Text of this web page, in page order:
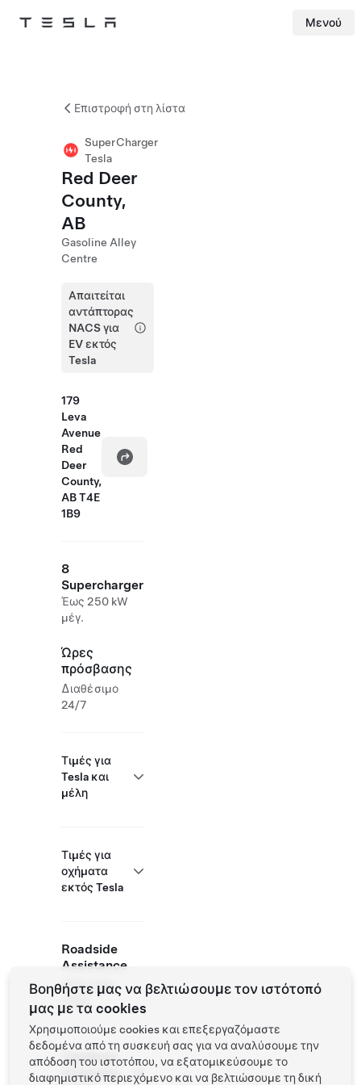
Tesla Μενού
Επιστροφή στη λίστα
SuperCharger
Tesla
Red Deer
County,
AB
Gasoline Alley
Centre
Απαιτείται
αντάπτορας
NACS για
EV εκτός
Tesla
179
Leva
Avenue
Red
Deer
County,
AB T4E
1B9
8
Supercharger
Έως 250 kW
μέγ.
Ώρες
πρόσβασης
Διαθέσιμο
24/7
Τιμές για
Tesla και
μέλη
Τιμές για
οχήματα
εκτός Tesla
Roadside
Assistance
(877) 798-
3752
Τοποθεσία
συνεργάτη
Βοηθήστε μας να βελτιώσουμε τον ιστότοπό
μας με τα cookies
Χρησιμοποιούμε cookies και επεξεργαζόμαστε
δεδομένα από τη συσκευή σας για να αναλύσουμε την
απόδοση του ιστοτόπου, να εξατομικεύσουμε το
διαφημιστικό περιεχόμενο και να βελτιώσουμε τη δική